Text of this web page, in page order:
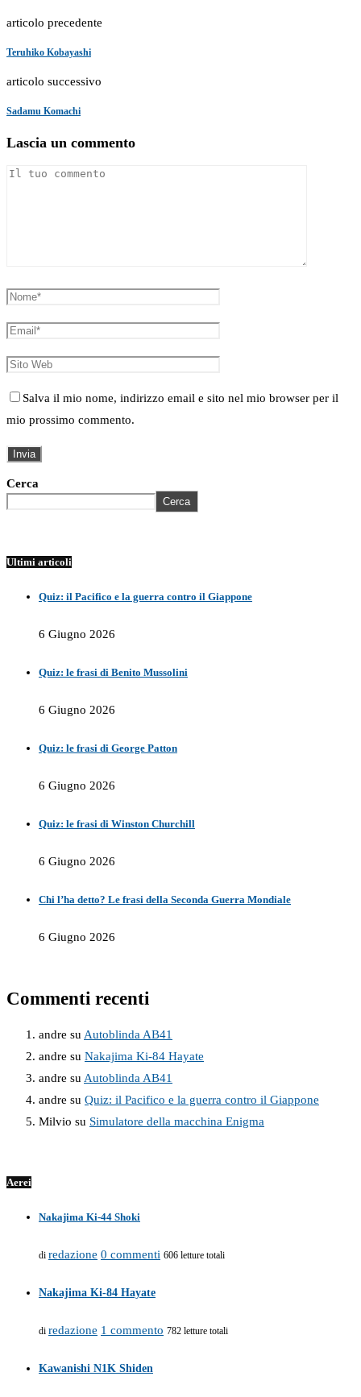
articolo precedente
Teruhiko Kobayashi
articolo successivo
Sadamu Komachi
Lascia un commento
Salva il mio nome, indirizzo email e sito nel mio browser per il
mio prossimo commento.
Cerca
Cerca
Ultimi articoli
Quiz: il Pacifico e la guerra contro il Giappone
6 Giugno 2026
Quiz: le frasi di Benito Mussolini
6 Giugno 2026
Quiz: le frasi di George Patton
6 Giugno 2026
Quiz: le frasi di Winston Churchill
6 Giugno 2026
Chi l’ha detto? Le frasi della Seconda Guerra Mondiale
6 Giugno 2026
Commenti recenti
andre su Autoblinda AB41
andre su Nakajima Ki-84 Hayate
andre su Autoblinda AB41
andre su Quiz: il Pacifico e la guerra contro il Giappone
Milvio su Simulatore della macchina Enigma
Aerei
Nakajima Ki-44 Shoki
di redazione 0 commenti 606 letture totali
Nakajima Ki-84 Hayate
di redazione 1 commento 782 letture totali
Kawanishi N1K Shiden